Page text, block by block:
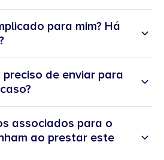
para mim? Há
de enviar para
associados para o
ao prestar este